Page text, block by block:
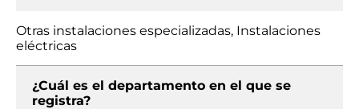
Otras instalaciones especializadas, Instalaciones
eléctricas
¿Cuál es el departamento en el que se
registra?